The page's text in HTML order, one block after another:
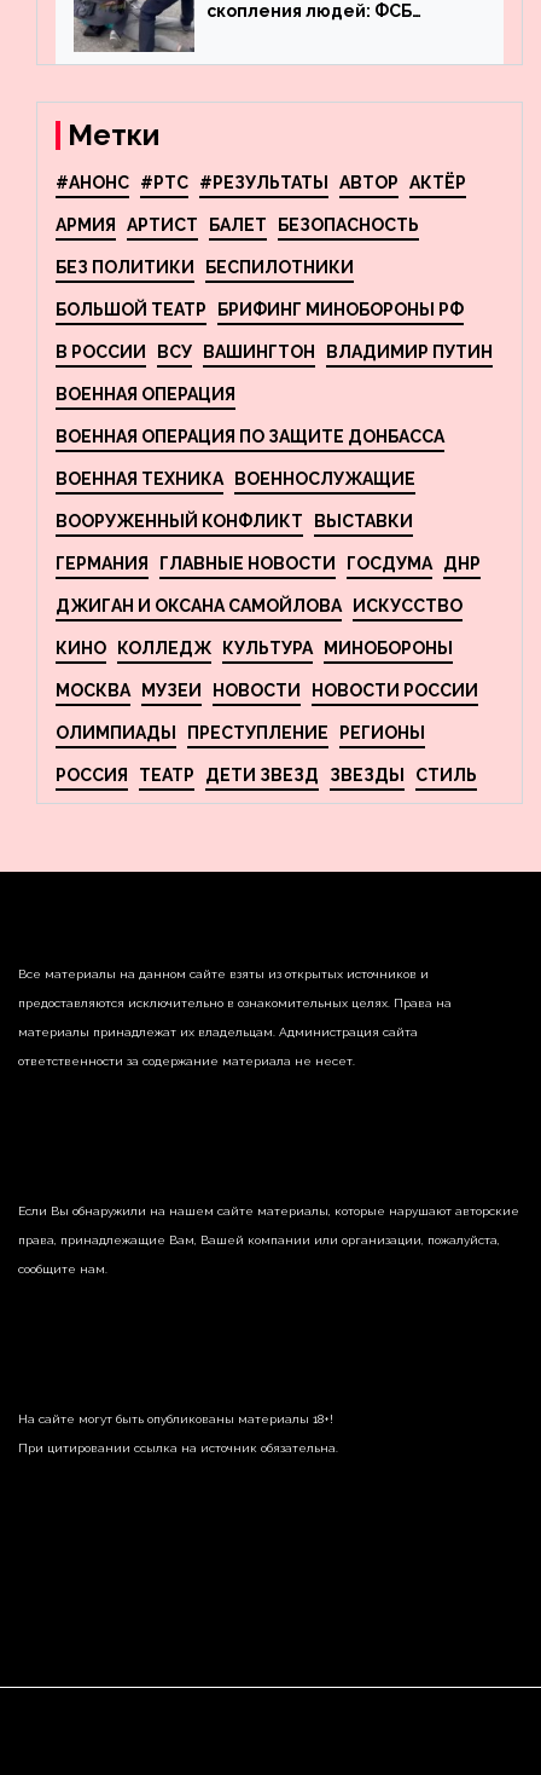
скопления людей: ФСБ
террористов, планировавших
Метки
#АНОНС #РТС #РЕЗУЛЬТАТЫ АВТОР АКТЁР
АРМИЯ АРТИСТ БАЛЕТ БЕЗОПАСНОСТЬ
БЕЗ ПОЛИТИКИ БЕСПИЛОТНИКИ
БОЛЬШОЙ ТЕАТР БРИФИНГ МИНОБОРОНЫ РФ
В РОССИИ ВСУ ВАШИНГТОН ВЛАДИМИР ПУТИН
ВОЕННАЯ ОПЕРАЦИЯ
ВОЕННАЯ ОПЕРАЦИЯ ПО ЗАЩИТЕ ДОНБАССА
ВОЕННАЯ ТЕХНИКА ВОЕННОСЛУЖАЩИЕ
ВООРУЖЕННЫЙ КОНФЛИКТ ВЫСТАВКИ
ГЕРМАНИЯ ГЛАВНЫЕ НОВОСТИ ГОСДУМА ДНР
ДЖИГАН И ОКСАНА САМОЙЛОВА ИСКУССТВО
КИНО КОЛЛЕДЖ КУЛЬТУРА МИНОБОРОНЫ
МОСКВА МУЗЕИ НОВОСТИ НОВОСТИ РОССИИ
ОЛИМПИАДЫ ПРЕСТУПЛЕНИЕ РЕГИОНЫ
РОССИЯ ТЕАТР ДЕТИ ЗВЕЗД ЗВЕЗДЫ СТИЛЬ
Все материалы на данном сайте взяты из открытых источников и
предоставляются исключительно в ознакомительных целях. Права на
материалы принадлежат их владельцам. Администрация сайта
ответственности за содержание материала не несет.
Если Вы обнаружили на нашем сайте материалы, которые нарушают авторские
права, принадлежащие Вам, Вашей компании или организации, пожалуйста,
сообщите нам.
На сайте могут быть опубликованы материалы 18+!
При цитировании ссылка на источник обязательна.